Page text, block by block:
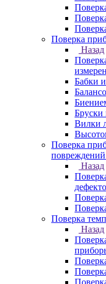
Поверка
Назад
Бабки
Бруски
Вилки
Поверка
повреждений
Назад
Поверка
Назад